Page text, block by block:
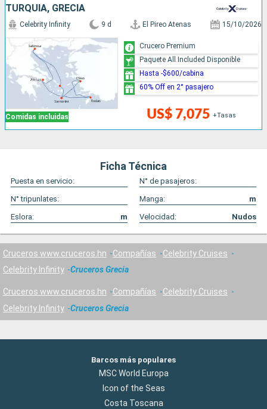
TURQUÍA, GRECIA
Comidas incluidas
Celebrity Infinity 9 d El Pireo Atenas 15/10/2026
US$ 7,075 +Tasas
Crucero Premium
Paquete All Included Disponible
Hasta -$600/cabina
60% Off en 2° pasajero
Ficha Técnica
Puesta en servicio:
N° de pasajeros:
N° tripunlates:
Manga:
m
Eslora:
m Velocidad: Nudos
Cruceros www.cruceros.hn Compañías
Celebrity Cruises
Celebrity Infinity
Cruceros Grecia
Cruceros www.cruceros.hn Compañías
Celebrity Cruises
Celebrity Infinity
Cruceros Grecia
Barcos más populares
MSC World Europa
Icon of the Seas
Costa Toscana